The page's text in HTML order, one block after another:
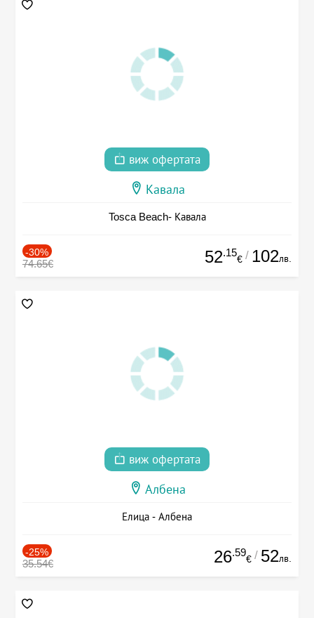
виж офертата
Кавала
Tosca Beach- Кавала
-30%
74.65€ 52.15
€ / 102лв.
виж офертата
Албена
Елица - Албена
-25%
35.54€ 26.59
€ / 52лв.